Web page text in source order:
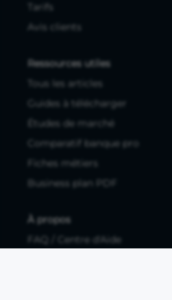
Tarifs
Avis clients
Ressources utiles
Tous les articles
Guides à télécharger
Études de marché
Comparatif banque pro
Fiches métiers
Business plan PDF
À propos
FAQ / Centre d'Aide